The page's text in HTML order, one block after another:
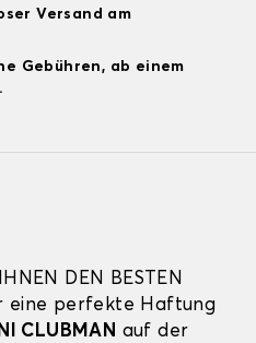
Versand am
Gebühren, ab einem
DEN BESTEN
eine perfekte Haftung
CLUBMAN auf der